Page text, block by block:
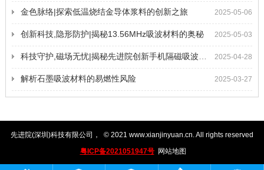
2025-05-06
金色脉络|探索低温烧结金导体浆料的创新之旅
2025-05-03
创新科技,隐形防护|揭秘13.56MHz吸波材料的奥秘
2025-04-28
科技守护,磁场无忧|揭秘先进院创新手机隔磁吸波贴片
2025-03-27
解析石墨吸波材料的易燃性风险
先进院(深圳)科技有限公司 ， © 2021 www.xianjinyuan.cn . All rights reserved
粤ICP备2021051947号 网站地图